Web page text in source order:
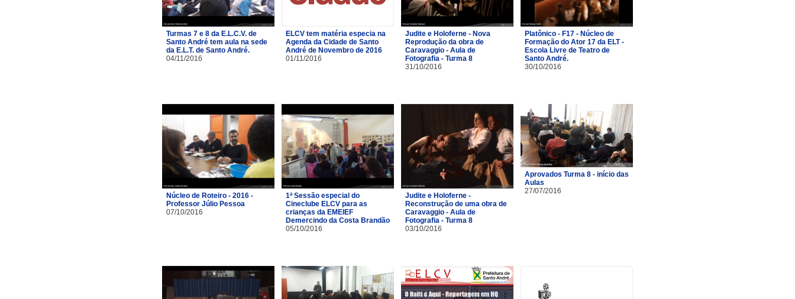
Turmas 7 e 8 da E.L.C.V. de
Santo André tem aula na sede
da E.L.T. de Santo André.
04/11/2016
ELCV tem matéria especia na
Agenda da Cidade de Santo
André de Novembro de 2016
01/11/2016
Judite e Holoferne - Nova
Reprodução da obra de
Caravaggio - Aula de
Fotografia - Turma 8
31/10/2016
Platônico - F17 - Núcleo de
Formação do Ator 17 da ELT -
Escola Livre de Teatro de
Santo André.
30/10/2016
Núcleo de Roteiro - 2016 -
Professor Júlio Pessoa
07/10/2016
1ª Sessão especial do
Cineclube ELCV para as
crianças da EMEIEF
Demercindo da Costa Brandão
05/10/2016
Judite e Holoferne -
Reconstrução de uma obra de
Caravaggio - Aula de
Fotografia - Turma 8
03/10/2016
Aprovados Turma 8 - início das
Aulas
27/07/2016